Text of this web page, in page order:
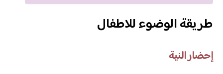
طريقة الوضوء للاطفال
إحضار النية